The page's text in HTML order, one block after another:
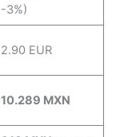
-3%)
2.90 EUR
10.289 MXN